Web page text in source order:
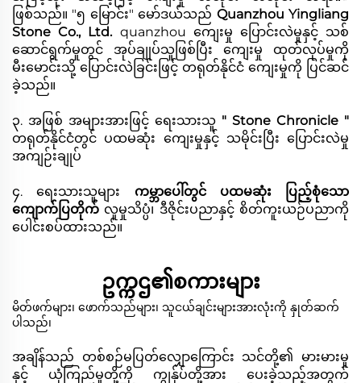
ဖြစ်သည်။ "၅ မြောင်း" မော်ဒယ်သည် Quanzhou Yingliang
Stone Co., Ltd. quanzhou ကျေးမှု ပြောင်းလဲမှုနှင့် သစ်
ဆောင်ရွက်မှုတွင် အုပ်ချုပ်သူဖြစ်ပြီး ကျေးမှု ထုတ်လုပ်မှုကို
မီးမောင်းသို့ ပြောင်းလဲခြင်းဖြင့် တရုတ်နိုင်ငံ ကျေးမှုကို ပြင်ဆင်
ခဲ့သည်။
၃. အဖြစ် အများအားဖြင့် ရေးသားသူ " Stone Chronicle "
တရုတ်နိုင်ငံတွင် ပထမဆုံး ကျေးမှုနှင့် သမိုင်းပြီး ပြောင်းလဲမှု
အကျဉ်းချုပ်
၄. ရေးသားသူများ ကမ္ဘာပေါ်တွင် ပထမဆုံး ပြည့်စုံသော
ကျောက်ပြတိုက်လူမှုသိပ္ပံ၊ ဒီဇိုင်းပညာနှင့် စိတ်ကူးယဉ်ပညာကို
ပေါင်းစပ်ထားသည်။
ဥက္ကဌ၏စကားများ
မိတ်ဖက်များ၊ ဖောက်သည်များ၊ သူငယ်ချင်းများအားလုံးကို နှုတ်ဆက်
ပါသည်၊
အချိန်သည် တစ်စဉ်မပြတ်လျှောကြောင်း သင်တို့၏ မားမားမှု
နှင့် ယုံကြည်မှုတို့ကို ကျွန်ုပ်တို့အား ပေးခဲ့သည့်အတွက်